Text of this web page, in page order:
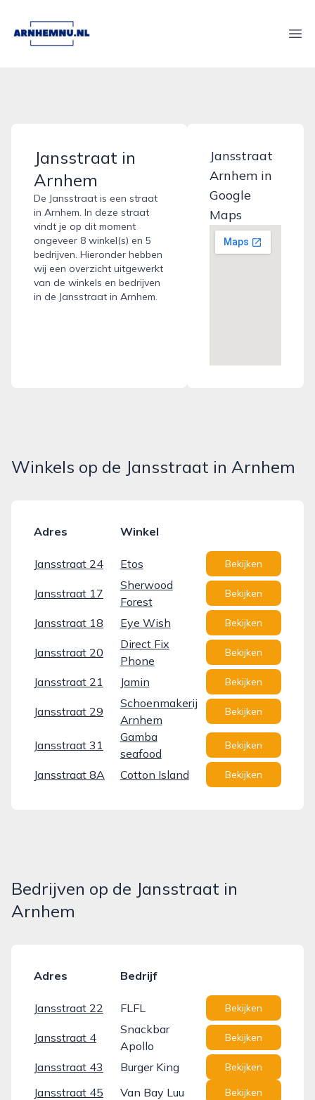
arnhemnu.nl
Jansstraat in
Arnhem
De Jansstraat is een straat
in Arnhem. In deze straat
vindt je op dit moment
ongeveer 8 winkel(s) en 5
bedrijven. Hieronder hebben
wij een overzicht uitgewerkt
van de winkels en bedrijven
in de Jansstraat in Arnhem.
Jansstraat
Arnhem in
Google
Maps
Winkels op de Jansstraat in Arnhem
Adres Winkel
Jansstraat 24 Etos Bekijken
Jansstraat 17
Sherwood
Forest
Bekijken
Jansstraat 18 Eye Wish Bekijken
Jansstraat 20
Direct Fix
Phone
Bekijken
Jansstraat 21 Jamin Bekijken
Jansstraat 29
Schoenmakerij
Arnhem
Bekijken
Jansstraat 31
Gamba
seafood
Bekijken
Jansstraat 8A Cotton Island Bekijken
Bedrijven op de Jansstraat in
Arnhem
Adres Bedrijf
Jansstraat 22 FLFL Bekijken
Jansstraat 4
Snackbar
Apollo
Bekijken
Jansstraat 43 Burger King Bekijken
Jansstraat 45 Van Bay Luu Bekijken